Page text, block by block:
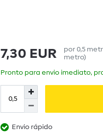
7,30 EUR por 0,5
metro)
Pronto para envio imediato,
Envio rápido